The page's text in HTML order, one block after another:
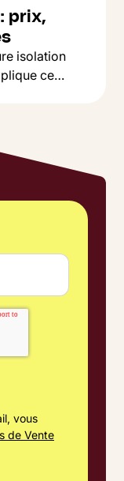
prix,
isolation
ce
vous
de Vente